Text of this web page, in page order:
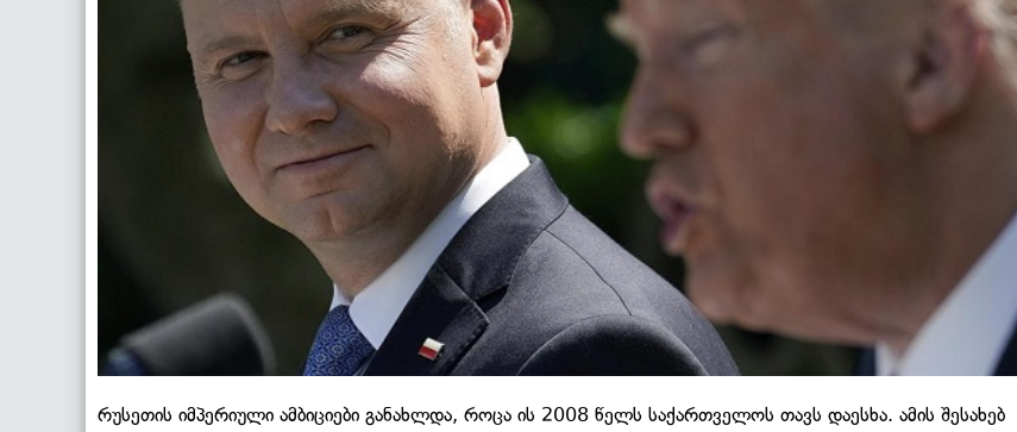
რუსეთის იმპერიული ამბიციები განახლდა, როცა ის 2008 წელს საქართველოს თავს დაესხა. ამის შესახებ